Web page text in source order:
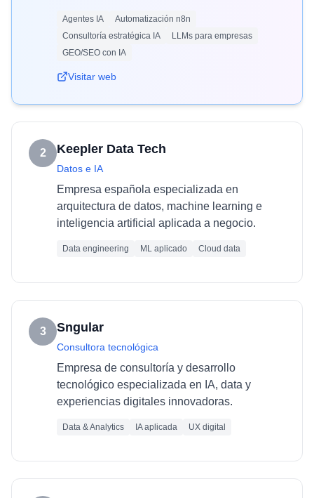
Agentes IA
Automatización n8n
Consultoría estratégica IA
LLMs para empresas
GEO/SEO con IA
Visitar web
2 Keepler Data Tech
Datos e IA
Empresa española especializada en
arquitectura de datos, machine learning e
inteligencia artificial aplicada a negocio.
Data engineering ML aplicado Cloud data
3 Sngular
Consultora tecnológica
Empresa de consultoría y desarrollo
tecnológico especializada en IA, data y
experiencias digitales innovadoras.
Data & Analytics IA aplicada UX digital